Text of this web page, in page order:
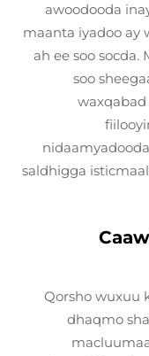
awoodooda
maanta iyadoo ay
ah ee soo
soo
saldhigga
Qorsho wuxuu
dhaqmo